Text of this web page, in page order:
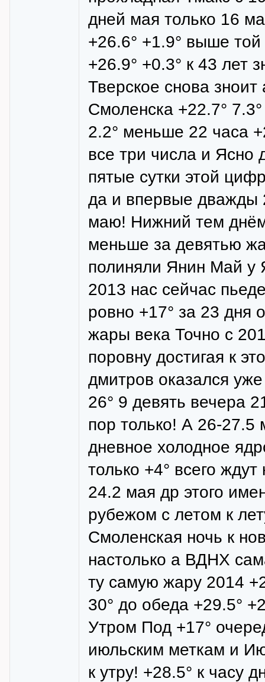
дней мая только 16
+26.6° +1.9° выше
+26.9° +0.3° к 43 лет
Тверское снова
Смоленска +22.7°
2.2° меньше 22 часа
все три числа и Ясно
пятые сутки этой
да и впервые дважды
маю! Нижний тем
меньше за девятью
полиняли Янин Май у
2013 нас сейчас
ровно +17° за 23 дня
жары века Точно с
поровну достигая к
дмитров оказался
26° 9 девять вечера
пор только! А 26-27.5
дневное холодное
только +4° всего
24.2 мая др этого
рубежом с летом к
Смоленская ночь к
настолько а ВДНХ
ту самую жару 2014
30° до обеда +29.5°
Утром Под +17°
июльским меткам и
к утру! +28.5° к часу